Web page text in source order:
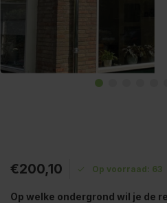
€200,10 Op voorraad: 63
Op welke ondergrond wil je de